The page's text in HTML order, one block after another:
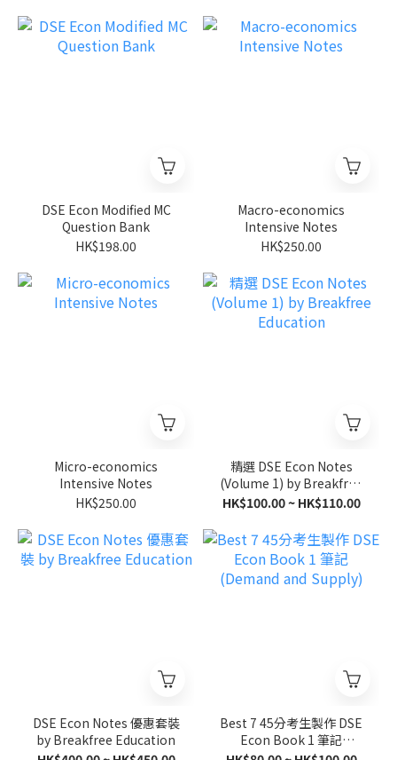
DSE Econ Modified MC
Question Bank
HK$198.00
Macro-economics
Intensive Notes
HK$250.00
Micro-economics
Intensive Notes
HK$250.00
精選 DSE Econ Notes
(Volume 1) by Breakfree
Education
HK$100.00 ~ HK$110.00
DSE Econ Notes 優惠套裝
by Breakfree Education
Best 7 45分考生製作 DSE
Econ Book 1 筆記